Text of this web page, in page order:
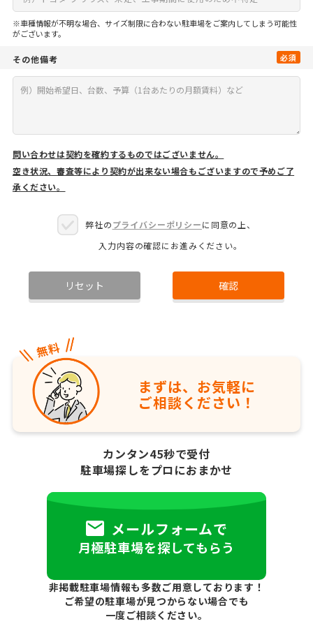
※車種情報が不明な場合、サイズ制限に合わない駐車場をご案内してしまう可能性
がございます。
その他備考 必須
問い合わせは契約を確約するものではございません。
空き状況、審査等により契約が出来ない場合もございますので予めご了
承ください。
弊社のプライバシーポリシーに同意の上、
入力内容の確認にお進みください。
リセット 確認
まずは、お気軽に
ご相談ください！
カンタン45秒で受付
駐車場探しをプロにおまかせ
メールフォームで
月極駐車場を探してもらう
非掲載駐車場情報も多数ご用意しております！
ご希望の駐車場が見つからない場合でも
一度ご相談ください。